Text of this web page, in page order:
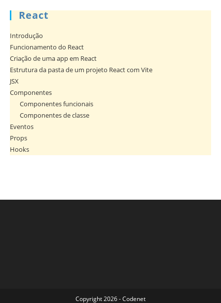
React
Introdução
Funcionamento do React
Criação de uma app em React
Estrutura da pasta de um projeto React com Vite
JSX
Componentes
Componentes funcionais
Componentes de classe
Eventos
Props
Hooks
Copyright 2026 - Codenet